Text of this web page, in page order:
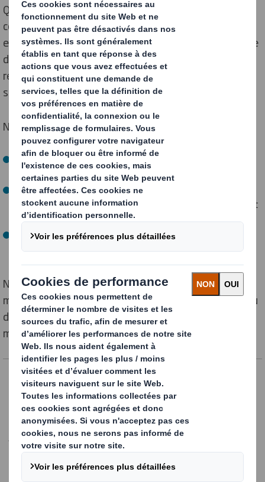
Qu’il s’agisse d’un nouveau projet de fin de ligne de
conditionnement ou de l’évolution d’une ligne
existante, les équipes DS Smith Packaging Systems se
déplacent dans vos ateliers de fabrication afin de
réaliser une étude complète et répondre à vos besoins
spécifiques.
Notre équipe avant-projet réalisent ainsi :
Une étude d’implantation en tenant compte des
spécificités de vos ateliers
Une étude de faisabilité intégrant les cadences de vos
lignes de production et la solution de conditionnement
adéquat qui garantit la meilleure productivité
Une étude de coût complète, accompagnée d’une
proposition commerciale
Nos études peuvent concerner une seule machine de
mécanisation (formeuse,encaisseuse fermeuse…) ou
des fins de ligne de conditionnement complètes et
modulables.
Contactez-nous
*= champs requis
Nom